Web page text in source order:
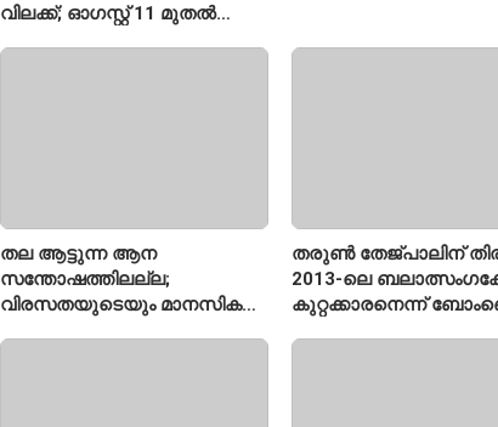
വിലക്ക്; ഓഗസ്റ്റ് 11 മുതൽ
തല ആട്ടുന്ന ആന
സന്തോഷത്തിലല്ല;
വിരസതയുടെയും മാനസിക
തരുൺ തേജ്പാലിന്
2013-ലെ
കുറ്റക്കാരനെന്ന്